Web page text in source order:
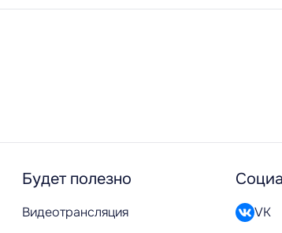
Будет полезно
Видеотрансляция
VK